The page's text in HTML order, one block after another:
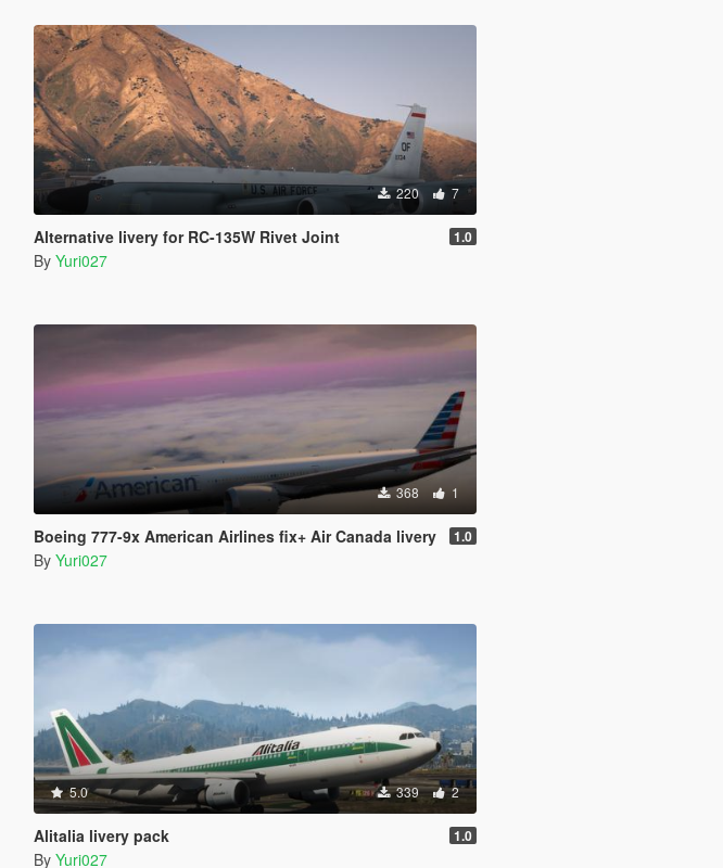
220 7
Alternative livery for RC-135W Rivet Joint 1.0
By Yuri027
368 1
Boeing 777-9x American Airlines fix+ Air Canada livery 1.0
By Yuri027
5.0 339 2
Alitalia livery pack 1.0
By Yuri027